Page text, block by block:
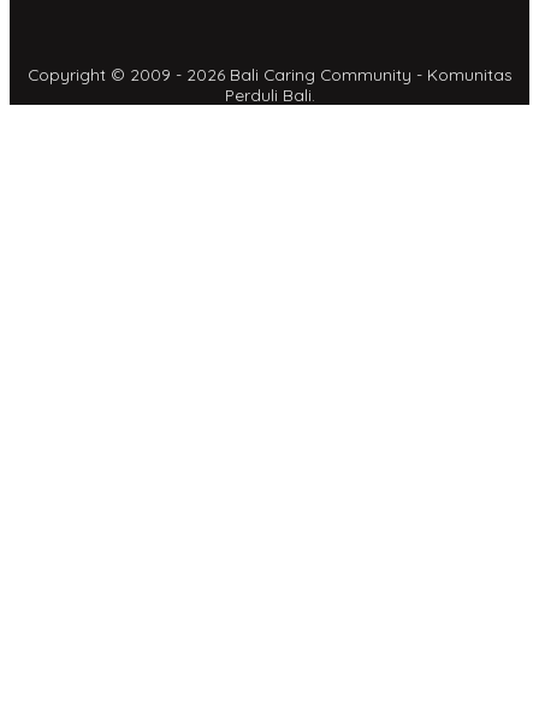
Copyright © 2009 - 2026 Bali Caring Community - Komunitas
Perduli Bali.